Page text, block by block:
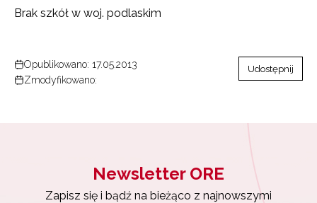
Brak szkół w woj. podlaskim
Opublikowano: 17.05.2013
Zmodyfikowano:
Udostępnij
Newsletter ORE
Zapisz się i bądź na bieżąco z najnowszymi